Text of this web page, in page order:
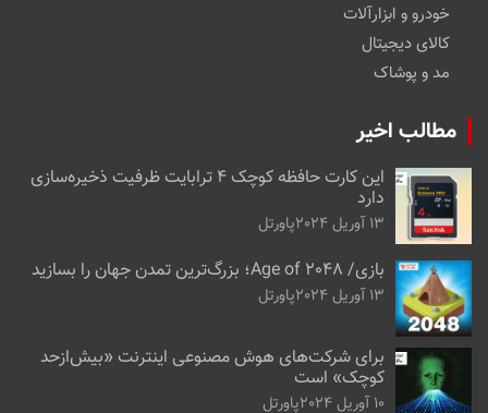
خودرو و ابزارآلات
کالای دیجیتال
مد و پوشاک
مطالب اخیر
این کارت حافظه کوچک ۴ ترابایت ظرفیت ذخیره‌سازی
دارد
13 آوریل 2024 پاورتل
بازی/ Age of 2048؛ بزرگ‌ترین تمدن جهان را بسازید
13 آوریل 2024 پاورتل
برای شرکت‌های هوش مصنوعی اینترنت «بیش‌از‌حد
کوچک» است
10 آوریل 2024 پاورتل